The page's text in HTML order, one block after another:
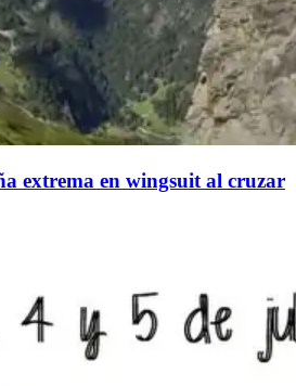
extrema en wingsuit al cruzar